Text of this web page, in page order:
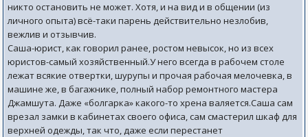
никто остановить не может. Хотя, и на вид и в общении (из
личного опыта) всё-таки парень действительно незлобив,
вежлив и отзывчив.
Саша-юрист, как говорил ранее, ростом невысок, но из всех
юристов-самый хозяйственный.У него всегда в рабочем столе
лежат всякие отвертки, шурупы и прочая рабочая мелочевка, в
машине же, в багажнике, полный набор ремонтного мастера
Джамшута. Даже «болгарка» какого-то хрена валяется.Саша сам
врезал замки в кабинетах своего офиса, сам смастерил шкаф для
верхней одежды, так что, даже если перестанет